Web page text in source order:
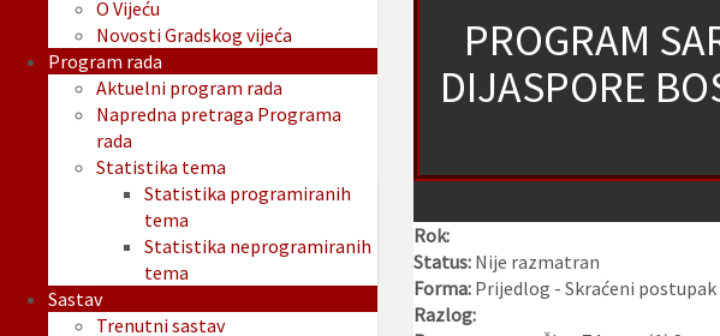
PROGRAM
DIJASPORE
Rok:
Status: Nije razmatran
Forma: Prijedlog - Skraćeni postupak
Razlog:
O Vijeću
Novosti Gradskog vijeća
Program rada
Aktuelni program rada
Napredna pretraga Programa
rada
Statistika tema
Statistika programiranih
tema
Statistika neprogramiranih
tema
Sastav
Trenutni sastav